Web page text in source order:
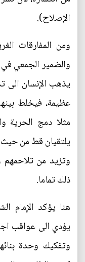
الإصلاح).
ومن المفارقات
والضمير الجمعي
يذهب الإنسان الى
عظيمة، فيخلط
مثلا دمج الحرية
يلتقيان قط من حيث
وتزيد من
ذلك تماما.
هنا يؤكد الإمام
يؤدي الى عواقب
وتفكيك وحدة